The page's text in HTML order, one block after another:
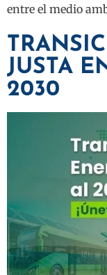
entre el medio
JUSTA
2030